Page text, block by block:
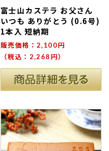
富士山カステラ お父さん
いつも ありがとう (0.6号)
1本入 短納期
販売価格：2,100円
（税込：2,268円）